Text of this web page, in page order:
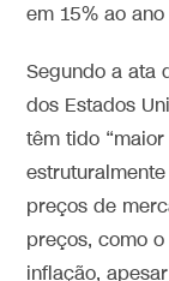
em 15% ao
Segundo a ata
dos Estados
têm tido
preços de
preços, como
inflação,